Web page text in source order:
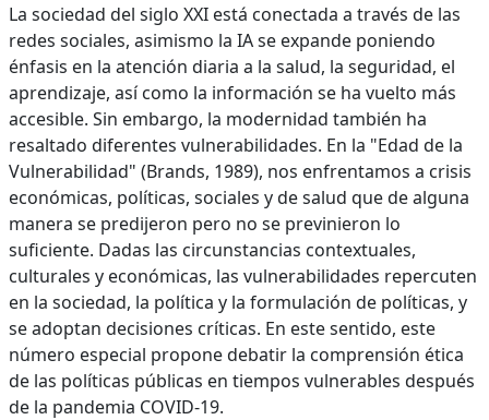
La sociedad del siglo XXI está conectada a través de las
redes sociales, asimismo la IA se expande poniendo
énfasis en la atención diaria a la salud, la seguridad, el
aprendizaje, así como la información se ha vuelto más
accesible. Sin embargo, la modernidad también ha
resaltado diferentes vulnerabilidades. En la "Edad de la
Vulnerabilidad" (Brands, 1989), nos enfrentamos a crisis
económicas, políticas, sociales y de salud que de alguna
manera se predijeron pero no se previnieron lo
suficiente. Dadas las circunstancias contextuales,
culturales y económicas, las vulnerabilidades repercuten
en la sociedad, la política y la formulación de políticas, y
se adoptan decisiones críticas. En este sentido, este
número especial propone debatir la comprensión ética
de las políticas públicas en tiempos vulnerables después
de la pandemia COVID-19.